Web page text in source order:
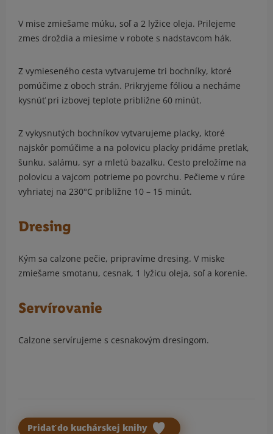
V mise zmiešame múku, soľ a 2 lyžice oleja. Prilejeme
zmes droždia a miesime v robote s nadstavcom hák.
Z vymieseného cesta vytvarujeme tri bochníky, ktoré
pomúčime z oboch strán. Prikryjeme fóliou a necháme
kysnúť pri izbovej teplote približne 60 minút.
Z vykysnutých bochníkov vytvarujeme placky, ktoré
najskôr pomúčime a na polovicu placky pridáme pretlak,
šunku, salámu, syr a mletú bazalku. Cesto preložíme na
polovicu a vajcom potrieme po povrchu. Pečieme v rúre
vyhriatej na 230°C približne 10 – 15 minút.
Dresing
Kým sa calzone pečie, pripravíme dresing. V miske
zmiešame smotanu, cesnak, 1 lyžicu oleja, soľ a korenie.
Servírovanie
Calzone servírujeme s cesnakovým dresingom.
Pridať do kuchárskej knihy